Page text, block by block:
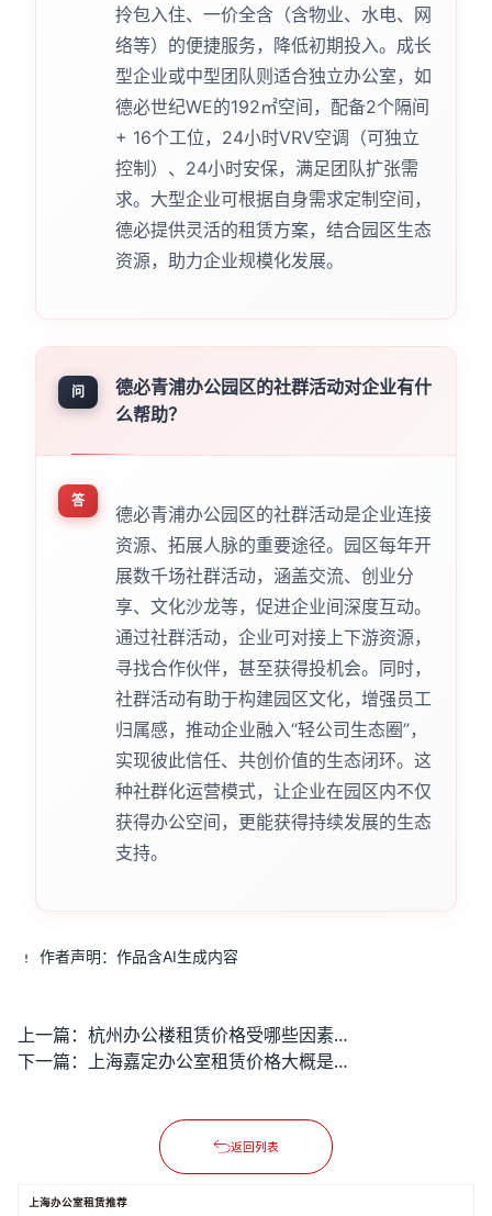
拎包入住、一价全含（含物业、水电、网
络等）的便捷服务，降低初期投入。成长
型企业或中型团队则适合独立办公室，如
德必世纪WE的192㎡空间，配备2个隔间
+ 16个工位，24小时VRV空调（可独立
控制）、24小时安保，满足团队扩张需
求。大型企业可根据自身需求定制空间，
德必提供灵活的租赁方案，结合园区生态
资源，助力企业规模化发展。
问
德必青浦办公园区的社群活动对企业有什
么帮助？
答
德必青浦办公园区的社群活动是企业连接
资源、拓展人脉的重要途径。园区每年开
展数千场社群活动，涵盖交流、创业分
享、文化沙龙等，促进企业间深度互动。
通过社群活动，企业可对接上下游资源，
寻找合作伙伴，甚至获得投机会。同时，
社群活动有助于构建园区文化，增强员工
归属感，推动企业融入“轻公司生态圈”，
实现彼此信任、共创价值的生态闭环。这
种社群化运营模式，让企业在园区内不仅
获得办公空间，更能获得持续发展的生态
支持。
作者声明：作品含AI生成内容
上一篇：
杭州办公楼租赁价格受哪些因素影响？
下一篇：
上海嘉定办公室租赁价格大概是多少？
返回列表
上海办公室租赁推荐